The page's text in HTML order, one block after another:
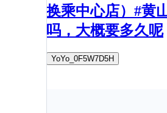
换乘中心店）#黄
吗，大概要多久呢
YoYo_0F5W7D5H